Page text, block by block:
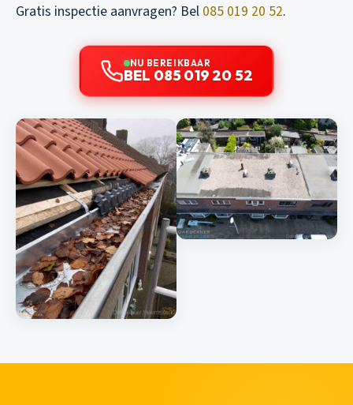
Gratis inspectie aanvragen? Bel 085 019 20 52.
NU BEREIKBAAR
BEL 085 019 20 52